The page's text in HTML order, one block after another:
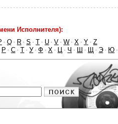
Исполнителя):
· Q · R · S · T · U · V · W · X · Y · Z
Р · С · Т · У · Ф · Х · Ц · Ч · Ш · Щ · Э · Ю ·